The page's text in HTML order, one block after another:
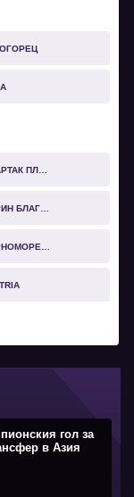
СПАРТАК ПЛЕВЕН
ПИРИН БЛАГОЕВГРАД
ЧЕРНОМОРЕЦ БУРГАС
гол за
в Азия